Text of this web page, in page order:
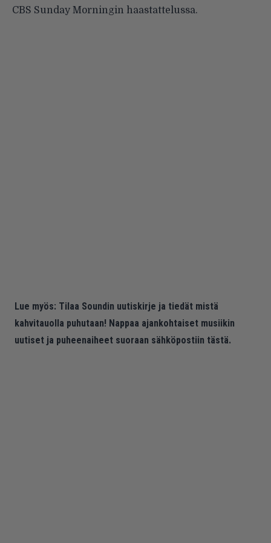
CBS Sunday Morningin haastattelussa.
Lue myös: Tilaa Soundin uutiskirje ja tiedät mistä
kahvitauolla puhutaan! Nappaa ajankohtaiset musiikin
uutiset ja puheenaiheet suoraan sähköpostiin tästä.